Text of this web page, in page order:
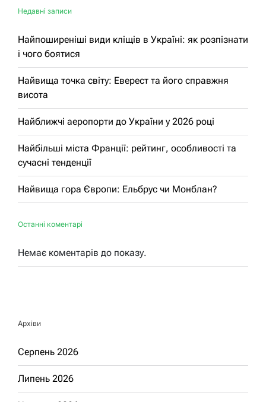
Недавні записи
Найпоширеніші види кліщів в Україні: як розпізнати
і чого боятися
Найвища точка світу: Еверест та його справжня
висота
Найближчі аеропорти до України у 2026 році
Найбільші міста Франції: рейтинг, особливості та
сучасні тенденції
Найвища гора Європи: Ельбрус чи Монблан?
Останні коментарі
Немає коментарів до показу.
Архіви
Серпень 2026
Липень 2026